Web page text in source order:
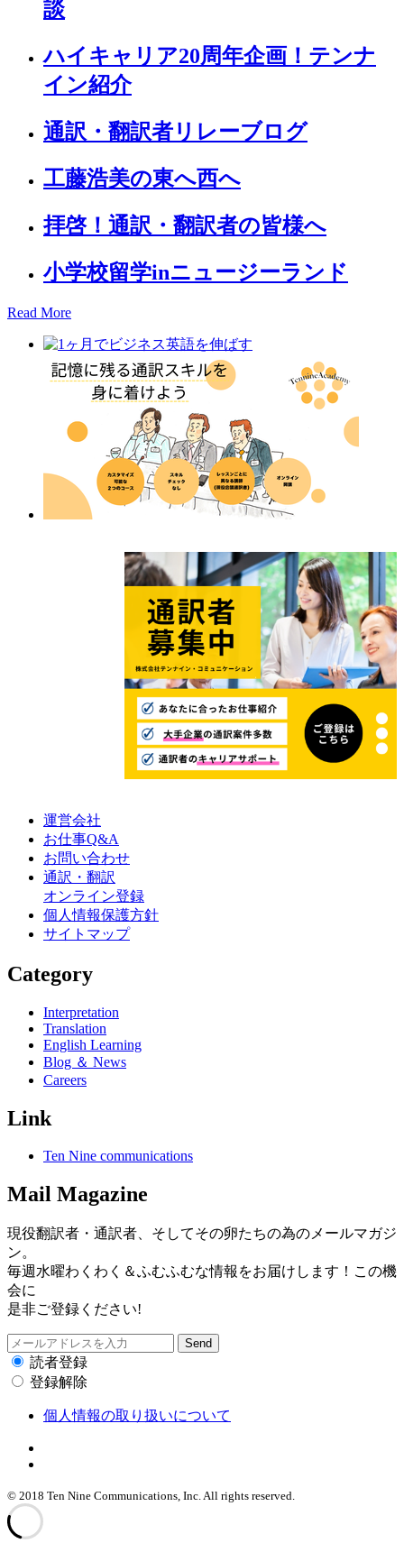
談
ハイキャリア20周年企画！テンナ
イン紹介
通訳・翻訳者リレーブログ
工藤浩美の東へ西へ
拝啓！通訳・翻訳者の皆様へ
小学校留学inニュージーランド
Read More
運営会社
お仕事Q&A
お問い合わせ
通訳・翻訳
オンライン登録
個人情報保護方針
サイトマップ
Category
Interpretation
Translation
English Learning
Blog ＆ News
Careers
Link
Ten Nine communications
Mail Magazine
現役翻訳者・通訳者、そしてその卵たちの為のメールマガジ
ン。
毎週水曜わくわく＆ふむふむな情報をお届けします！この機
会に
是非ご登録ください!
読者登録
登録解除
個人情報の取り扱いについて
© 2018 Ten Nine Communications, Inc. All rights reserved.